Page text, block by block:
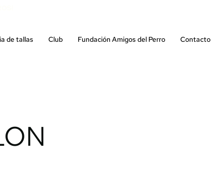
de tallas Club Fundación Amigos del Perro Contacto